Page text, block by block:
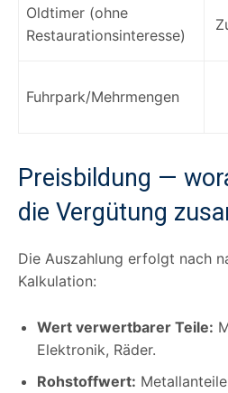
Oldtimer (ohne
Restaurationsinteresse)
Fuhrpark/Mehrmengen
Preisbildung —
die Vergütung
Die Auszahlung erfolgt nach
Kalkulation:
Wert verwertbarer Teile:
Elektronik, Räder.
Rohstoffwert: